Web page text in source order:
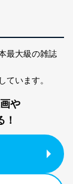
最大級の雑誌
ています。
や